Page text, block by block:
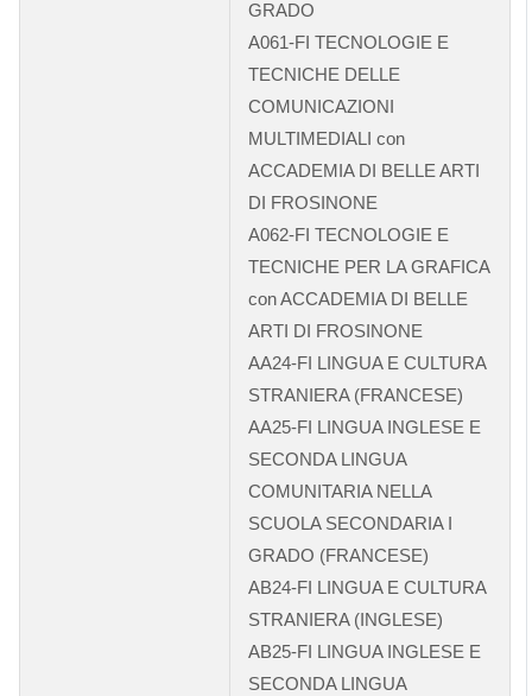
GRADO
A061-FI TECNOLOGIE E
TECNICHE DELLE
COMUNICAZIONI
MULTIMEDIALI con
ACCADEMIA DI BELLE ARTI
DI FROSINONE
A062-FI TECNOLOGIE E
TECNICHE PER LA GRAFICA
con ACCADEMIA DI BELLE
ARTI DI FROSINONE
AA24-FI LINGUA E CULTURA
STRANIERA (FRANCESE)
AA25-FI LINGUA INGLESE E
SECONDA LINGUA
COMUNITARIA NELLA
SCUOLA SECONDARIA I
GRADO (FRANCESE)
AB24-FI LINGUA E CULTURA
STRANIERA (INGLESE)
AB25-FI LINGUA INGLESE E
SECONDA LINGUA